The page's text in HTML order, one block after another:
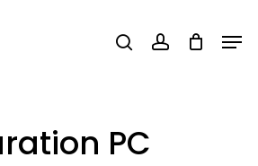
searchaccount
PC
Close